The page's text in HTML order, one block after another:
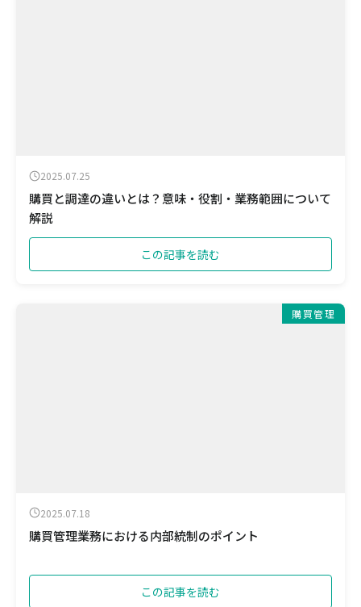
2025.07.25
購買と調達の違いとは？意味・役割・業務範囲について
解説
この記事を読む
購買管理
2025.07.18
購買管理業務における内部統制のポイント
この記事を読む